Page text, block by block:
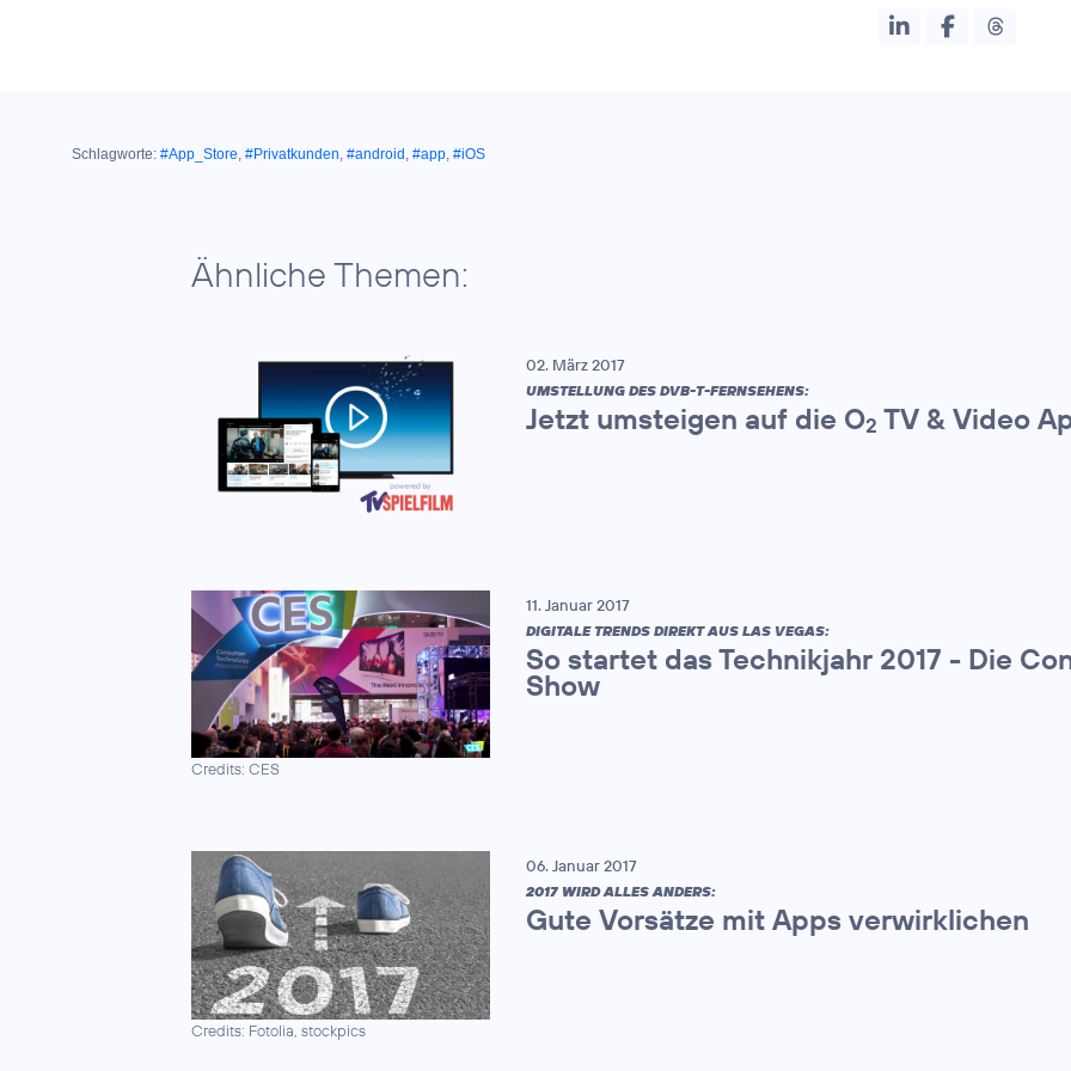
Schlagworte: #App_Store, #Privatkunden, #android , #app, #iOS
Ähnliche Themen:
02. März 2017
UMSTELLUNG DES DVB-T-FERNSEHENS:
Jetzt umsteigen auf die O2 TV & Video
Credits: CES
11. Januar 2017
DIGITALE TRENDS DIREKT AUS LAS VEGAS:
So startet das Technikjahr 2017 - Die
Show
Credits: Fotolia, stockpics
06. Januar 2017
2017 WIRD ALLES ANDERS:
Gute Vorsätze mit Apps verwirklichen